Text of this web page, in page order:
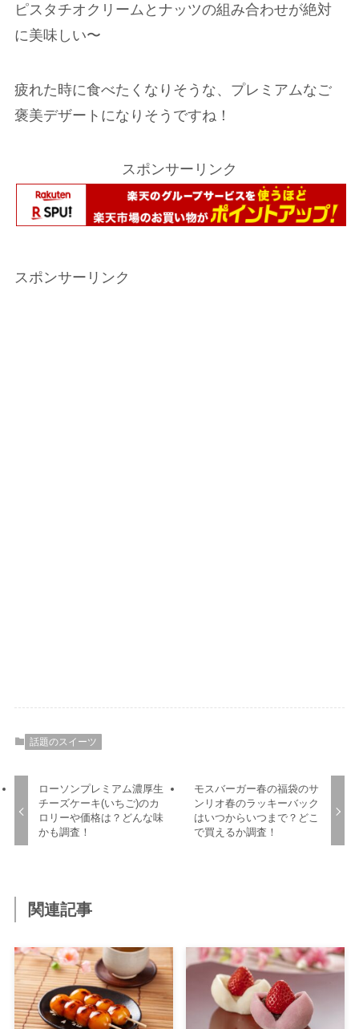
ピスタチオクリームとナッツの組み合わせが絶対
に美味しい〜
疲れた時に食べたくなりそうな、プレミアムなご
褒美デザートになりそうですね！
スポンサーリンク
スポンサーリンク
話題のスイーツ
ローソンプレミアム濃厚生
チーズケーキ(いちご)のカ
ロリーや価格は？どんな味
かも調査！
モスバーガー春の福袋のサ
ンリオ春のラッキーバック
はいつからいつまで？どこ
で買えるか調査！
関連記事